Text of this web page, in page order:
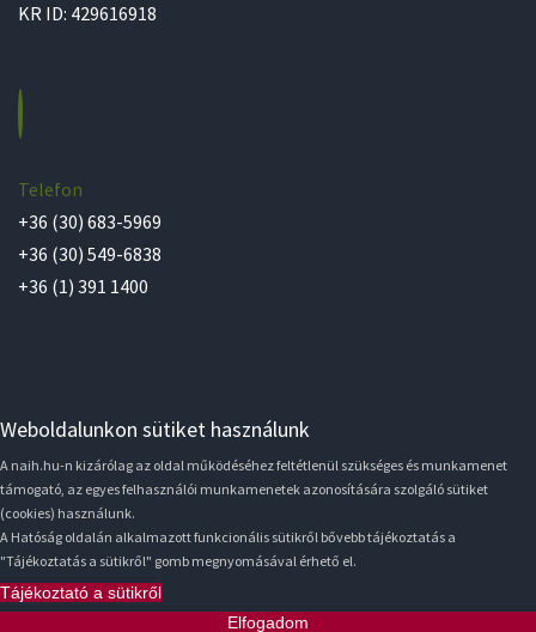
KR ID: 429616918
Telefon
+36 (30) 683-5969
+36 (30) 549-6838
+36 (1) 391 1400
Weboldalunkon sütiket használunk
A naih.hu-n kizárólag az oldal működéséhez feltétlenül szükséges és munkamenet
támogató, az egyes felhasználói munkamenetek azonosítására szolgáló sütiket
(cookies) használunk.
A Hatóság oldalán alkalmazott funkcionális sütikről bővebb tájékoztatás a
"Tájékoztatás a sütikről" gomb megnyomásával érhető el.
Tájékoztató a sütikről
Elfogadom